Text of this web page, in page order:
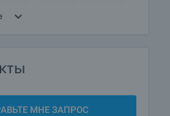
PROPERTIES за 2022 год.
МНЕ ЗАПРОС